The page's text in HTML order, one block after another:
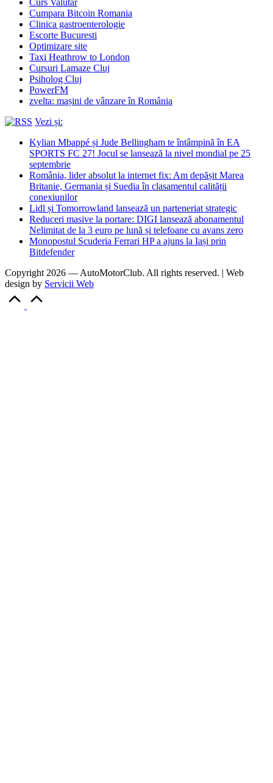
Curs Valutar
Cumpara Bitcoin Romania
Clinica gastroenterologie
Escorte Bucuresti
Optimizare site
Taxi Heathrow to London
Cursuri Lamaze Cluj
Psiholog Cluj
PowerFM
zvelta: mașini de vânzare în România
Vezi și:
Kylian Mbappé și Jude Bellingham te întâmpină în EA
SPORTS FC 27! Jocul se lansează la nivel mondial pe 25
septembrie
România, lider absolut la internet fix: Am depășit Marea
Britanie, Germania și Suedia în clasamentul calității
conexiunilor
Lidl și Tomorrowland lansează un parteneriat strategic
Reduceri masive la portare: DIGI lansează abonamentul
Nelimitat de la 3 euro pe lună și telefoane cu avans zero
Monopostul Scuderia Ferrari HP a ajuns la Iași prin
Bitdefender
Copyright 2026 — AutoMotorClub. All rights reserved. | Web
design by Servicii Web